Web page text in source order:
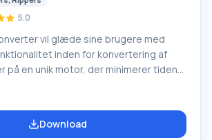
5.0
vil glæde sine brugere med
inden for konvertering af
på en unik motor, der minimerer tiden
maksimalt! Softdiv Audio Converter
af et stort antal af de mest
en indbygget afspiller og
Download